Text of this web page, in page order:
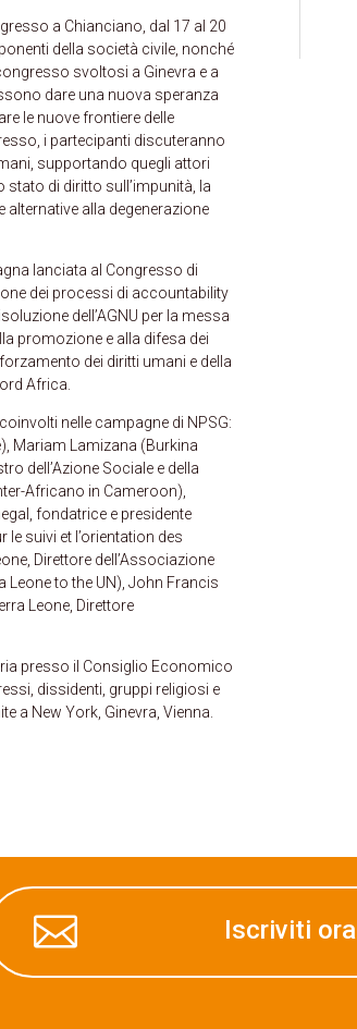
a Chianciano, dal 17 al 20
della società civile, nonché
svoltosi a Ginevra e a
dare una nuova speranza
le nuove frontiere delle
i partecipanti discuteranno
supportando quegli attori
di diritto sull’impunità, la
alla degenerazione
lanciata al Congresso di
dei processi di accountability
dell’AGNU per la messa
promozione e alla difesa dei
dei diritti umani e della
Africa.
nelle campagne di NPSG:
Mariam Lamizana (Burkina
dell’Azione Sociale e della
Africano in Cameroon),
fondatrice e presidente
le suivi et l’orientation des
Direttore dell’Associazione
Leone to the UN), John Francis
Leone, Direttore
presso il Consiglio Economico
dissidenti, gruppi religiosi e
a New York, Ginevra, Vienna.
 Iscriviti ora